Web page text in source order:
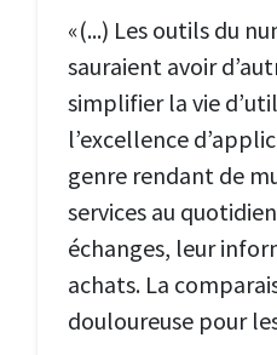
«(...) Les outils du
sauraient avoir
simplifier la vie
l’excellence
genre rendant de
services au
échanges, leur
achats. La
douloureuse pour